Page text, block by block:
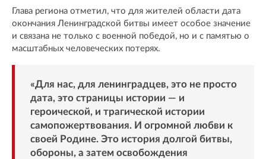
Глава региона отметил, что для жителей области дата
окончания Ленинградской битвы имеет особое значение
и связана не только с военной победой, но и с памятью о
масштабных человеческих потерях.
«Для нас, для ленинградцев, это не просто
дата, это страницы истории — и
героической, и трагической истории
самопожертвования. И огромной любви к
своей Родине. Это история долгой битвы,
обороны, а затем освобождения